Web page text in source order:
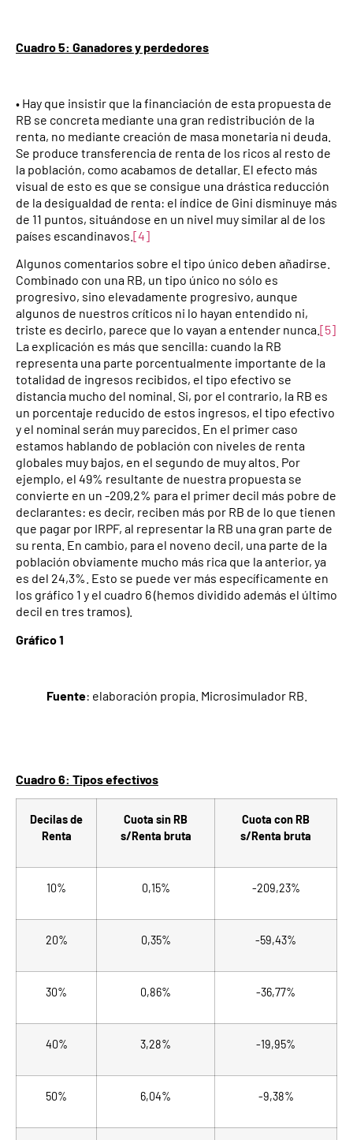
Cuadro 5: Ganadores y perdedores
• Hay que insistir que la financiación de esta propuesta de
RB se concreta mediante una gran redistribución de la
renta, no mediante creación de masa monetaria ni deuda.
Se produce transferencia de renta de los ricos al resto de
la población, como acabamos de detallar. El efecto más
visual de esto es que se consigue una drástica reducción
de la desigualdad de renta: el índice de Gini disminuye más
de 11 puntos, situándose en un nivel muy similar al de los
países escandinavos. [4]
Algunos comentarios sobre el tipo único deben añadirse.
Combinado con una RB, un tipo único no sólo es
progresivo, sino elevadamente progresivo, aunque
algunos de nuestros críticos ni lo hayan entendido ni,
triste es decirlo, parece que lo vayan a entender nunca. [5]
La explicación es más que sencilla: cuando la RB
representa una parte porcentualmente importante de la
totalidad de ingresos recibidos, el tipo efectivo se
distancia mucho del nominal. Si, por el contrario, la RB es
un porcentaje reducido de estos ingresos, el tipo efectivo
y el nominal serán muy parecidos. En el primer caso
estamos hablando de población con niveles de renta
globales muy bajos, en el segundo de muy altos. Por
ejemplo, el 49% resultante de nuestra propuesta se
convierte en un -209,2% para el primer decil más pobre de
declarantes: es decir, reciben más por RB de lo que tienen
que pagar por IRPF, al representar la RB una gran parte de
su renta. En cambio, para el noveno decil, una parte de la
población obviamente mucho más rica que la anterior, ya
es del 24,3%. Esto se puede ver más específicamente en
los gráfico 1 y el cuadro 6 (hemos dividido además el último
decil en tres tramos).
Gráfico 1
Fuente: elaboración propia. Microsimulador RB.
Cuadro 6: Tipos efectivos
Decilas de
Renta
Cuota sin RB
s/Renta bruta
Cuota con RB
s/Renta bruta
10% 0,15% -209,23%
20% 0,35% -59,43%
30% 0,86% -36,77%
40% 3,28% -19,95%
50% 6,04% -9,38%